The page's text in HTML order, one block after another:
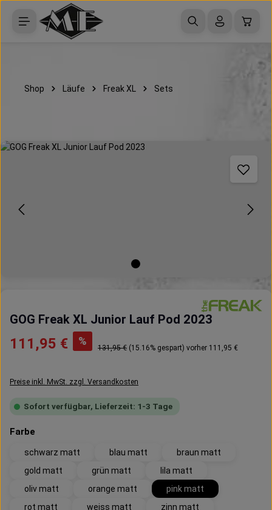
Zum Hauptinhalt springen
Shop Läufe Freak XL Sets
Bildergalerie überspringen
GOG Freak XL Junior Lauf Pod 2023
Verkaufspreis:
111,95 € % Regulärer Preis:
131,95 € (15.16% gespart) vorher 111,95 €
Preise inkl. MwSt. zzgl. Versandkosten
Sofort verfügbar, Lieferzeit: 1-3 Tage
Farbe
schwarz matt blau matt
braun matt
gold matt
grün matt
lila matt
oliv matt
orange matt
pink matt
rot matt
weiss matt zinn matt